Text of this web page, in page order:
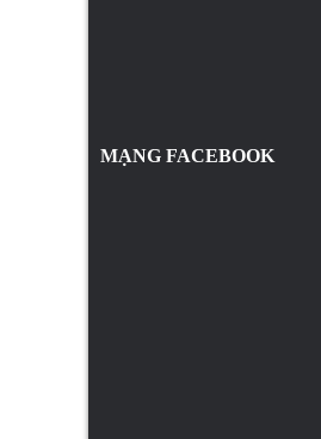
MẠNG FACEBOOK